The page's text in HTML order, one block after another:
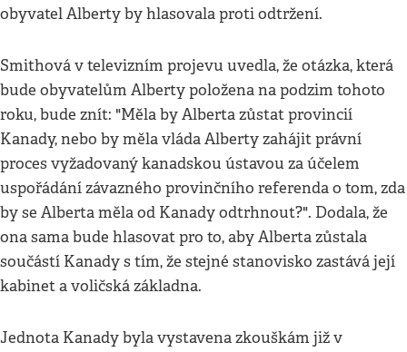
obyvatel Alberty by hlasovala proti odtržení.
Smithová v televizním projevu uvedla, že otázka, která
bude obyvatelům Alberty položena na podzim tohoto
roku, bude znít: "Měla by Alberta zůstat provincií
Kanady, nebo by měla vláda Alberty zahájit právní
proces vyžadovaný kanadskou ústavou za účelem
uspořádání závazného provinčního referenda o tom, zda
by se Alberta měla od Kanady odtrhnout?". Dodala, že
ona sama bude hlasovat pro to, aby Alberta zůstala
součástí Kanady s tím, že stejné stanovisko zastává její
kabinet a voličská základna.
Jednota Kanady byla vystavena zkouškám již v